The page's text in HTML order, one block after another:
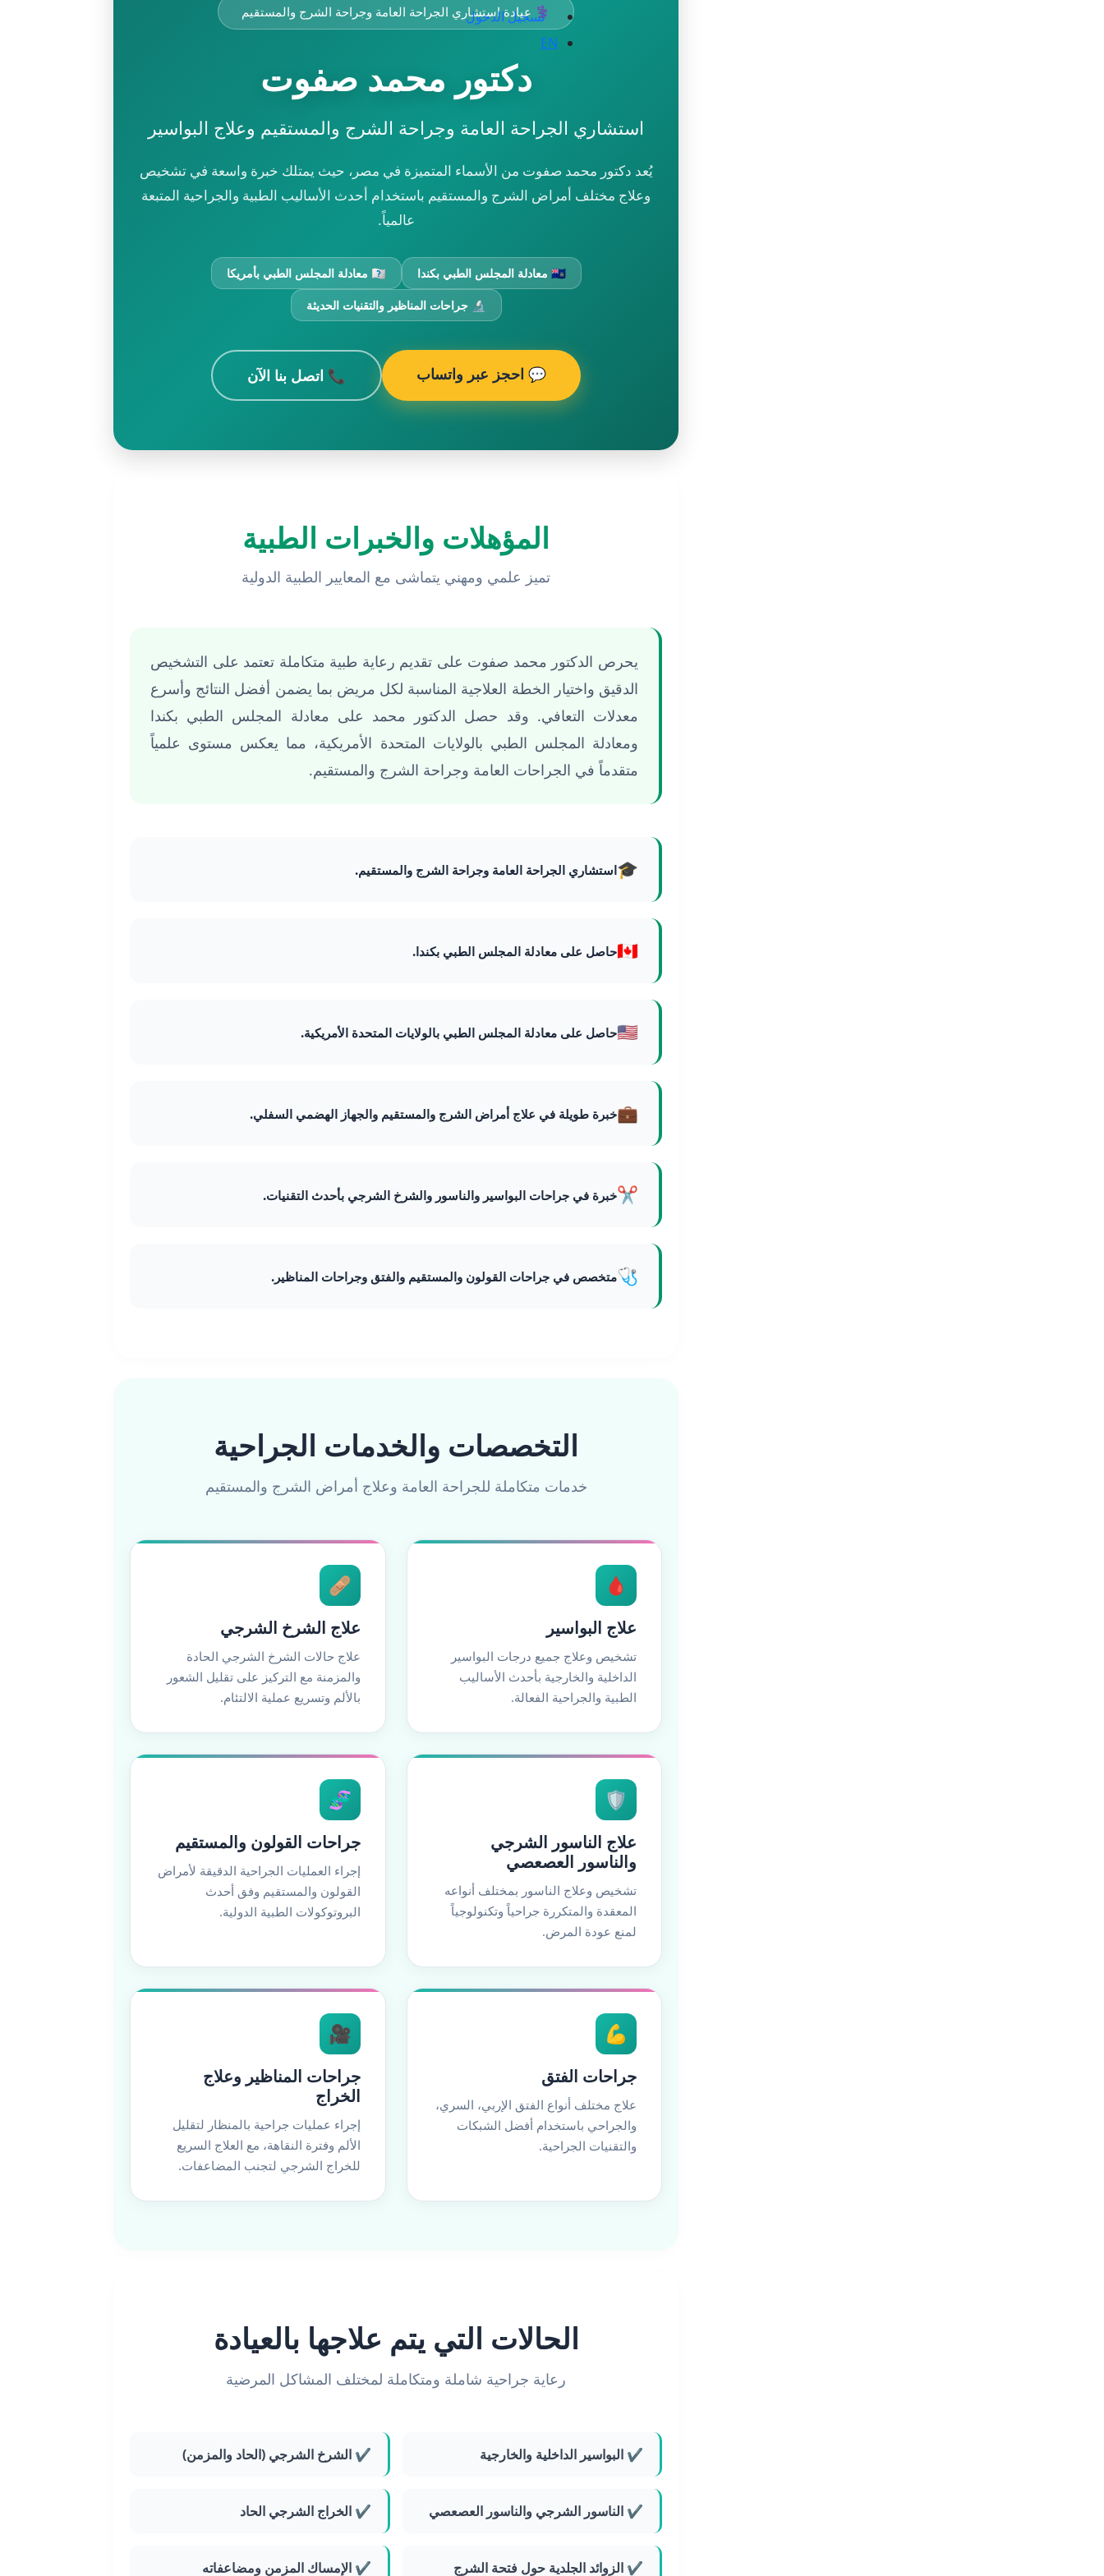
تسجيل الدخول
EN
⚕️ عيادة استشاري الجراحة العامة وجراحة الشرج والمستقيم
دكتور محمد صفوت
استشاري الجراحة العامة وجراحة الشرج والمستقيم وعلاج البواسير
يُعد دكتور محمد صفوت من الأسماء المتميزة في مصر، حيث يمتلك خبرة واسعة في تشخيص
وعلاج مختلف أمراض الشرج والمستقيم باستخدام أحدث الأساليب الطبية والجراحية المتبعة
عالمياً.
🇨🇦 معادلة المجلس الطبي بكندا 🇺🇸 معادلة المجلس الطبي بأمريكا
🔬 جراحات المناظير والتقنيات الحديثة
💬 احجز عبر واتساب 📞 اتصل بنا الآن
المؤهلات والخبرات الطبية
تميز علمي ومهني يتماشى مع المعايير الطبية الدولية
يحرص الدكتور محمد صفوت على تقديم رعاية طبية متكاملة تعتمد على التشخيص
الدقيق واختيار الخطة العلاجية المناسبة لكل مريض بما يضمن أفضل النتائج وأسرع
معدلات التعافي. وقد حصل الدكتور محمد على معادلة المجلس الطبي بكندا
ومعادلة المجلس الطبي بالولايات المتحدة الأمريكية، مما يعكس مستوى علمياً
متقدماً في الجراحات العامة وجراحة الشرج والمستقيم.
🎓استشاري الجراحة العامة وجراحة الشرج والمستقيم.
🇨🇦حاصل على معادلة المجلس الطبي بكندا.
🇺🇸حاصل على معادلة المجلس الطبي بالولايات المتحدة الأمريكية.
💼خبرة طويلة في علاج أمراض الشرج والمستقيم والجهاز الهضمي السفلي.
✂️خبرة في جراحات البواسير والناسور والشرخ الشرجي بأحدث التقنيات.
🩺متخصص في جراحات القولون والمستقيم والفتق وجراحات المناظير.
التخصصات والخدمات الجراحية
خدمات متكاملة للجراحة العامة وعلاج أمراض الشرج والمستقيم
🩸
علاج البواسير
تشخيص وعلاج جميع درجات البواسير
الداخلية والخارجية بأحدث الأساليب
الطبية والجراحية الفعالة.
🩹
علاج الشرخ الشرجي
علاج حالات الشرخ الشرجي الحادة
والمزمنة مع التركيز على تقليل الشعور
بالألم وتسريع عملية الالتئام.
🛡️
علاج الناسور الشرجي
والناسور العصعصي
تشخيص وعلاج الناسور بمختلف أنواعه
المعقدة والمتكررة جراحياً وتكنولوجياً
لمنع عودة المرض.
🧬
جراحات القولون والمستقيم
إجراء العمليات الجراحية الدقيقة لأمراض
القولون والمستقيم وفق أحدث
البروتوكولات الطبية الدولية.
💪
جراحات الفتق
علاج مختلف أنواع الفتق الإربي، السري،
والجراحي باستخدام أفضل الشبكات
والتقنيات الجراحية.
🎥
جراحات المناظير وعلاج
الخراج
إجراء عمليات جراحية بالمنظار لتقليل
الألم وفترة النقاهة، مع العلاج السريع
للخراج الشرجي لتجنب المضاعفات.
الحالات التي يتم علاجها بالعيادة
رعاية جراحية شاملة ومتكاملة لمختلف المشاكل المرضية
✔ البواسير الداخلية والخارجية ✔ الشرخ الشرجي (الحاد والمزمن)
✔ الناسور الشرجي والناسور العصعصي ✔ الخراج الشرجي الحاد
✔ الزوائد الجلدية حول فتحة الشرج ✔ الإمساك المزمن ومضاعفاته